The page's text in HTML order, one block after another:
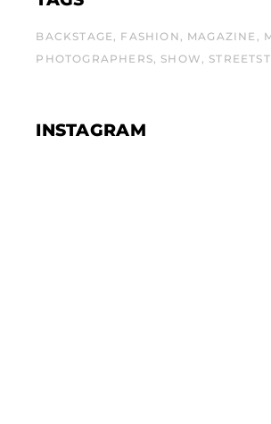
BACKSTAGE FASHION MAGAZINE
PHOTOGRAPHERS
SHOW
INSTAGRAM